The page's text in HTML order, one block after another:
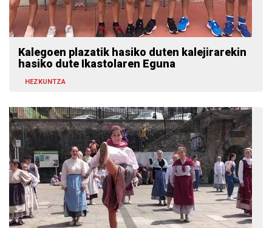
Kalegoen plazatik hasiko duten kalejirarekin
hasiko dute Ikastolaren Eguna
HEZKUNTZA